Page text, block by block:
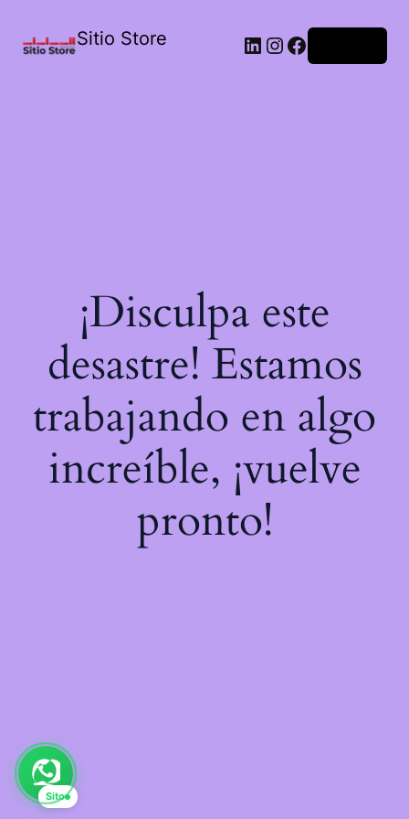
Sitio Store
¡Disculpa este
desastre! Estamos
trabajando en algo
increíble, ¡vuelve
pronto!
Sito